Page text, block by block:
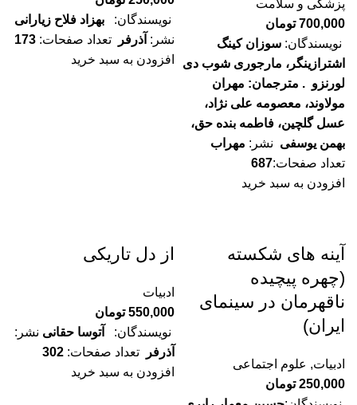
پزشکی و سلامت
700,000 تومان
نویسندگان: سوزان کینگ
اشترازینگر، مارجوری شوب دی
لورنزو . مترجمان: مهران
مولاوند، معصومه علی نژاد،
عسل گلچین، فاطمه بنده حق،
بهمن یوسفی نشر: مهراب
تعداد صفحات:687
افزودن به سبد خرید
نویسندگان: بهزاد فلاح زیارانی
نشر: آذرفر تعداد صفحات:
افزودن به سبد خرید
آینه های شکسته
(چهره پیچیده
ناقهرمان در سینمای
ایران)
ادبیات, علوم اجتماعی
250,000 تومان
از دل تاریکی
ادبیات
550,000 تومان
نویسندگان:
آتوسا حقانی نشر:
آذرفر
تعداد صفحات:
افزودن به سبد خرید